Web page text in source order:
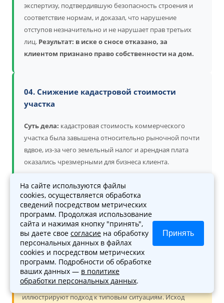
экспертизу, подтвердившую безопасность строения и
соответствие нормам, и доказал, что нарушение
отступов незначительно и не нарушает прав третьих
лиц. Результат: в иске о сносе отказано, за
клиентом признано право собственности на дом.
04. Снижение кадастровой стоимости
участка
Суть дела: кадастровая стоимость коммерческого
участка была завышена относительно рыночной почти
вдвое, из-за чего земельный налог и арендная плата
оказались чрезмерными для бизнеса клиента.
Юрист организовал независимую оценку рыночной
стоимости и подготовил заявление в комиссию
Росреестра, а после — в суд, с отчётом оценщика и
обоснованием.Результат: кадастровая стоимость
снижена до рыночной, налоговая и арендная
нагрузка клиента существенно уменьшилась.
Обратите внимание:описанные примеры
иллюстрируют подход к типовым ситуациям. Исход
На сайте используются файлы
cookies, осуществляется обработка
сведений посредством метрических
программ. Продолжая использование
сайта и нажимая кнопку "принять",
вы даете свое согласие на обработку
персональных данных в файлах
cookies и посредством метрических
программ. Подробности об обработке
ваших данных — в политике
обработки персональных данных.
Принять